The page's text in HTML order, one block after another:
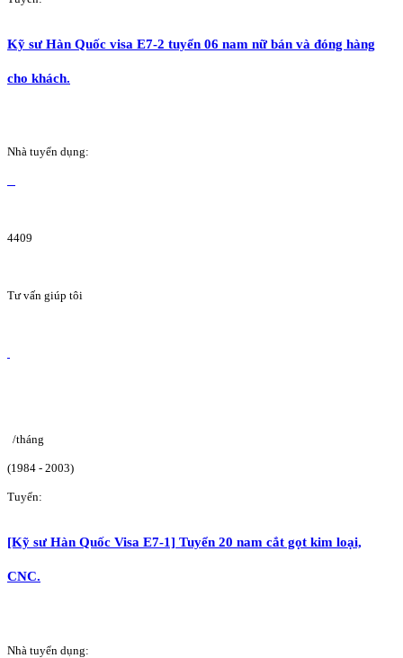
Kỹ sư Hàn Quốc visa E7-2 tuyển 06 nam nữ bán và đóng hàng
cho khách.
Nhà tuyển dụng:
4409
Tư vấn giúp tôi
/tháng
(1984 - 2003)
Tuyển:
[Kỹ sư Hàn Quốc Visa E7-1] Tuyển 20 nam cắt gọt kim loại,
CNC.
Nhà tuyển dụng: